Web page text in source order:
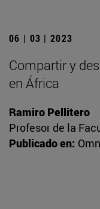
06 | 03 | 2023
Compartir y
en África
Ramiro Pellitero
Profesor de la
Publicado en: